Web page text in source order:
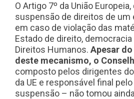
O Artigo 7º da União
suspensão de direitos de um
em caso de violação das
Estado de direito,
Direitos Humanos. Apesar
deste mecanismo, o
composto pelos dirigentes
da UE e responsável final
suspensão – não tomou